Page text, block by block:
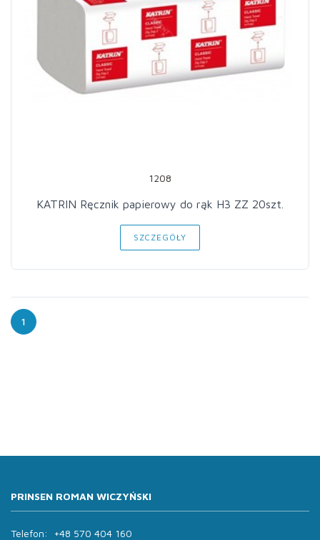
1208
KATRIN Ręcznik papierowy do rąk H3 ZZ 20szt.
SZCZEGÓŁY
1
PRINSEN ROMAN WICZYŃSKI
Telefon:
+48 570 404 160